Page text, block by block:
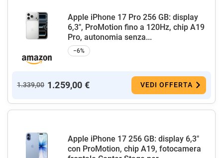
Apple iPhone 17 Pro 256 GB: display
6,3", ProMotion fino a 120Hz, chip A19
Pro, autonomia senza...
−6%
1.339,00 1.259,00 € VEDI OFFERTA
Apple iPhone 17 256 GB: display 6,3"
con ProMotion, chip A19, fotocamera